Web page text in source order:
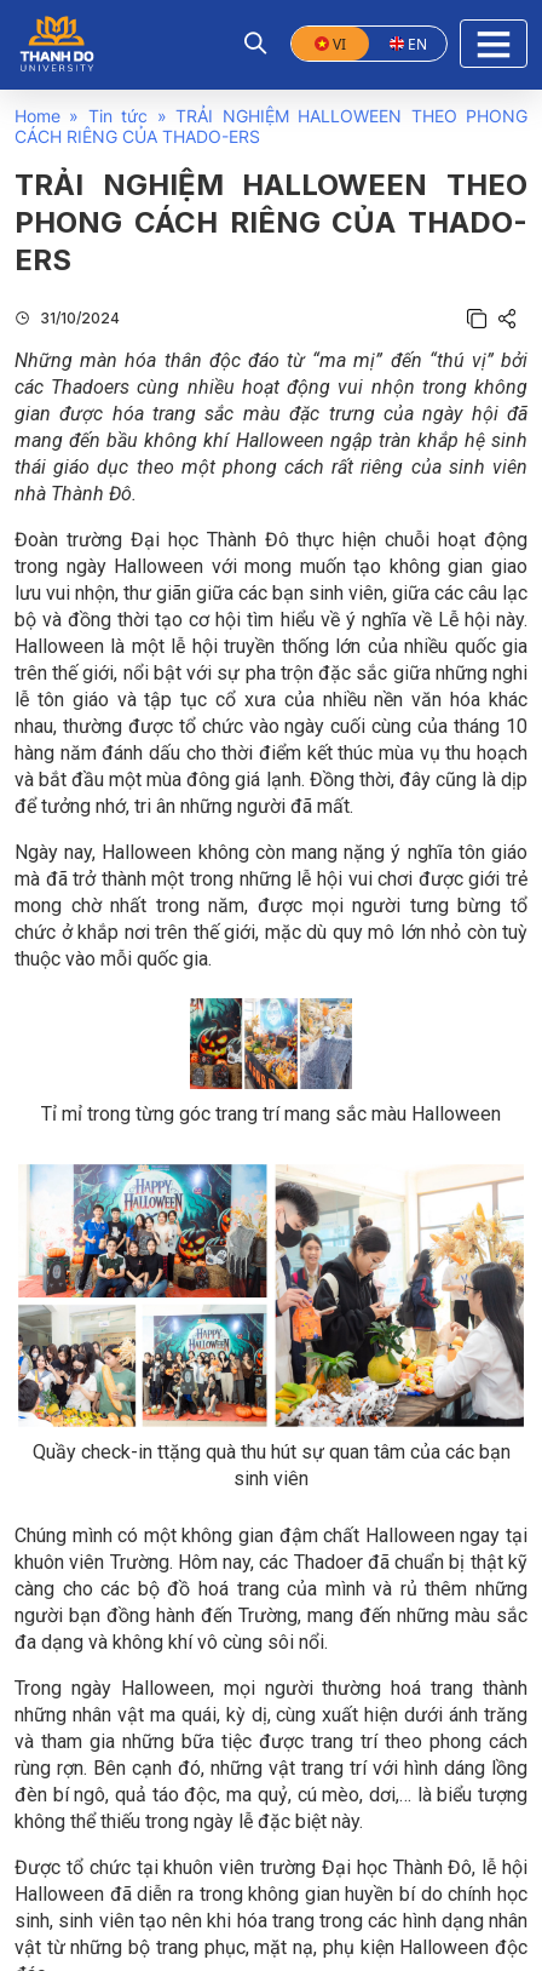
VI EN
Home » Tin tức »TRẢI NGHIỆM HALLOWEEN THEO PHONG
CÁCH RIÊNG CỦA THADO-ERS
TRẢI NGHIỆM HALLOWEEN THEO
PHONG CÁCH RIÊNG CỦA THADO-
ERS
31/10/2024
Những màn hóa thân độc đáo từ “ma mị” đến “thú vị” bởi
các Thadoers cùng nhiều hoạt động vui nhộn trong không
gian được hóa trang sắc màu đặc trưng của ngày hội đã
mang đến bầu không khí Halloween ngập tràn khắp hệ sinh
thái giáo dục theo một phong cách rất riêng của sinh viên
nhà Thành Đô.
Đoàn trường Đại học Thành Đô thực hiện chuỗi hoạt động
trong ngày Halloween với mong muốn tạo không gian giao
lưu vui nhộn, thư giãn giữa các bạn sinh viên, giữa các câu lạc
bộ và đồng thời tạo cơ hội tìm hiểu về ý nghĩa về Lễ hội này.
Halloween là một lễ hội truyền thống lớn của nhiều quốc gia
trên thế giới, nổi bật với sự pha trộn đặc sắc giữa những nghi
lễ tôn giáo và tập tục cổ xưa của nhiều nền văn hóa khác
nhau, thường được tổ chức vào ngày cuối cùng của tháng 10
hàng năm đánh dấu cho thời điểm kết thúc mùa vụ thu hoạch
và bắt đầu một mùa đông giá lạnh. Đồng thời, đây cũng là dịp
để tưởng nhớ, tri ân những người đã mất.
Ngày nay, Halloween không còn mang nặng ý nghĩa tôn giáo
mà đã trở thành một trong những lễ hội vui chơi được giới trẻ
mong chờ nhất trong năm, được mọi người tưng bừng tổ
chức ở khắp nơi trên thế giới, mặc dù quy mô lớn nhỏ còn tuỳ
thuộc vào mỗi quốc gia.
Tỉ mỉ trong từng góc trang trí mang sắc màu Halloween
Quầy check-in ttặng quà thu hút sự quan tâm của các bạn
Chúng mình có một không gian đậm chất Halloween ngay tại
khuôn viên Trường. Hôm nay, các Thadoer đã chuẩn bị thật kỹ
càng cho các bộ đồ hoá trang của mình và rủ thêm những
người bạn đồng hành đến Trường, mang đến những màu sắc
đa dạng và không khí vô cùng sôi nổi.
Trong ngày Halloween, mọi người thường hoá trang thành
những nhân vật ma quái, kỳ dị, cùng xuất hiện dưới ánh trăng
và tham gia những bữa tiệc được trang trí theo phong cách
rùng rợn. Bên cạnh đó, những vật trang trí với hình dáng lồng